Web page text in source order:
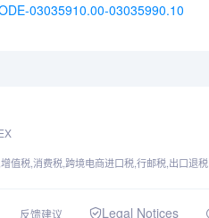
03035910.00-03035990.10
值税,消费税,跨境电商进口税,行邮税,出口退税
反馈建议 Legal Notices